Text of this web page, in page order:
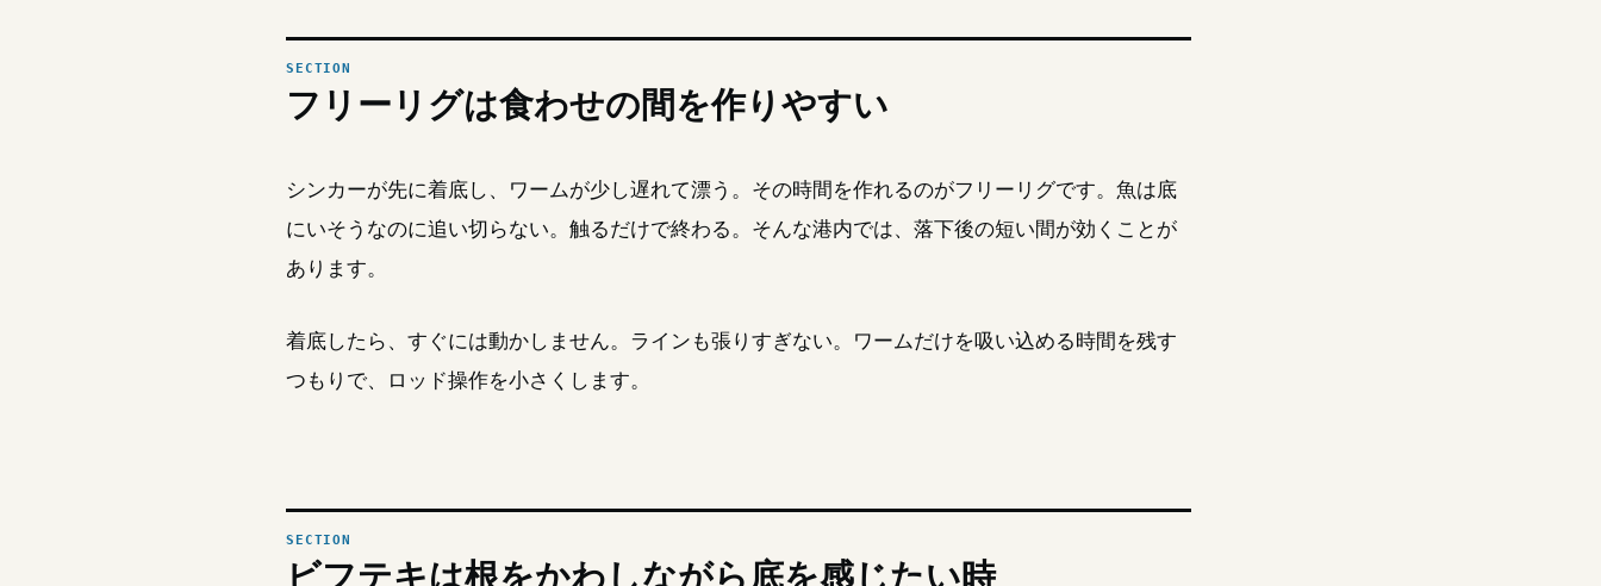
フリーリグは食わせの間を作りやすい
シンカーが先に着底し、ワームが少し遅れて漂う。その時間を作れるのがフリーリグです。魚は底
にいそうなのに追い切らない。触るだけで終わる。そんな港内では、落下後の短い間が効くことが
あります。
着底したら、すぐには動かしません。ラインも張りすぎない。ワームだけを吸い込める時間を残す
つもりで、ロッド操作を小さくします。
ビフテキは根をかわしながら底を感じたい時